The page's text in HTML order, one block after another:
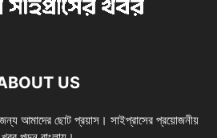
US
জন্য আমাদের ছোট প্রয়াস। সাইপ্রাসের প্রয়োজনীয়